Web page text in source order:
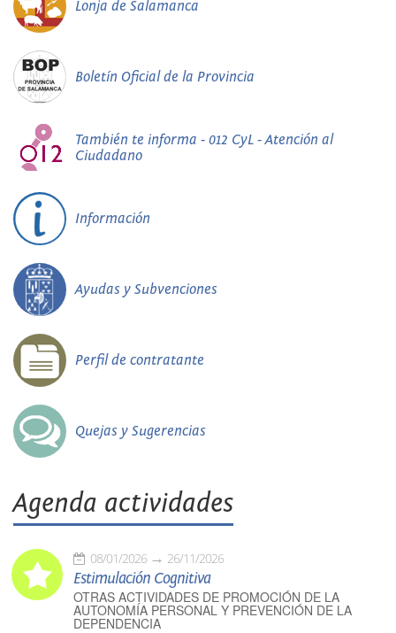
Lonja de Salamanca
Boletín Oficial de la Provincia
También te informa - 012 CyL - Atención al
Ciudadano
Información
Ayudas y Subvenciones
Perfil de contratante
Quejas y Sugerencias
Agenda actividades
08/01/2026 26/11/2026
Estimulación Cognitiva
OTRAS ACTIVIDADES DE PROMOCIÓN DE LA
AUTONOMÍA PERSONAL Y PREVENCIÓN DE LA
DEPENDENCIA